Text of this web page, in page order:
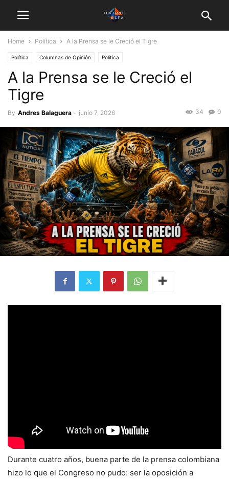
Home Política A la Prensa se le Creció el Tigre
Política Columnas de Opinión Politica
A la Prensa se le Creció el
Tigre
By Andres Balaguera - junio 7, 2026 0
34
Durante cuatro años, buena parte de la prensa colombiana
hizo lo que el Congreso no pudo: ser la oposición a